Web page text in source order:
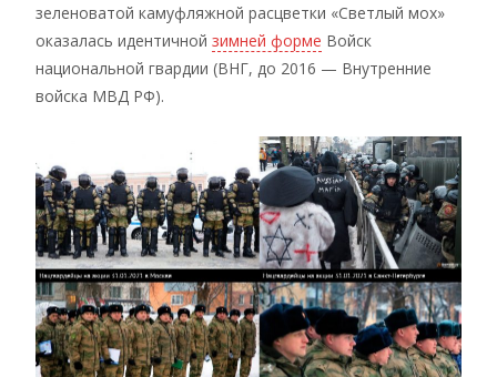
зеленоватой камуфляжной расцветки «Светлый мох»
оказалась идентичной зимней форме Войск
национальной гвардии (ВНГ, до 2016 — Внутренние
войска МВД РФ).